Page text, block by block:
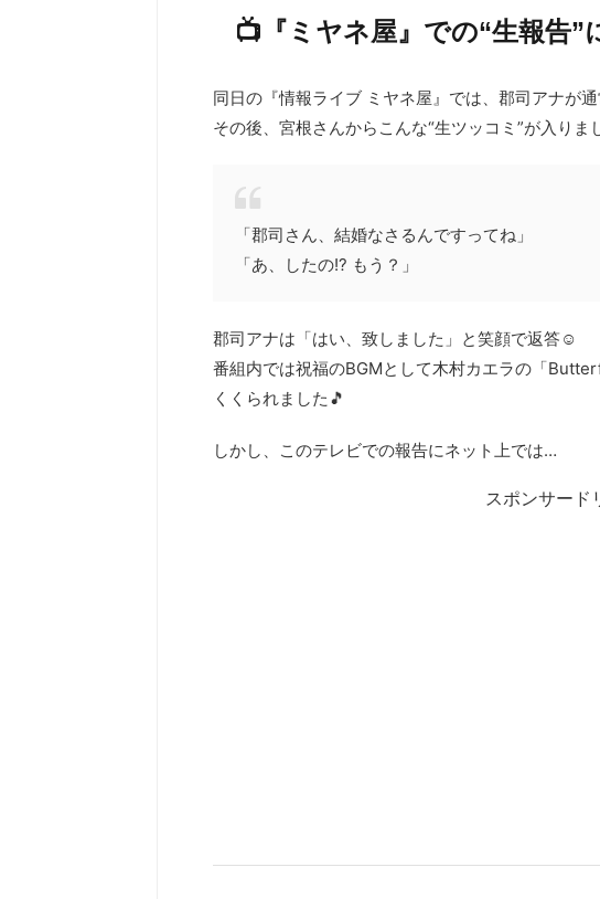
📺『ミヤネ屋』での“生報告”
同日の『情報ライブ ミヤネ屋』では、郡司アナが通
その後、宮根さんからこんな“生ツッコミ”が入りま
「郡司さん、結婚なさるんですってね」
「あ、したの!? もう？」
郡司アナは「はい、致しました」と笑顔で返答☺️
番組内では祝福のBGMとして木村カエラの「
くくられました🎵
しかし、このテレビでの報告にネット上では…
スポンサード